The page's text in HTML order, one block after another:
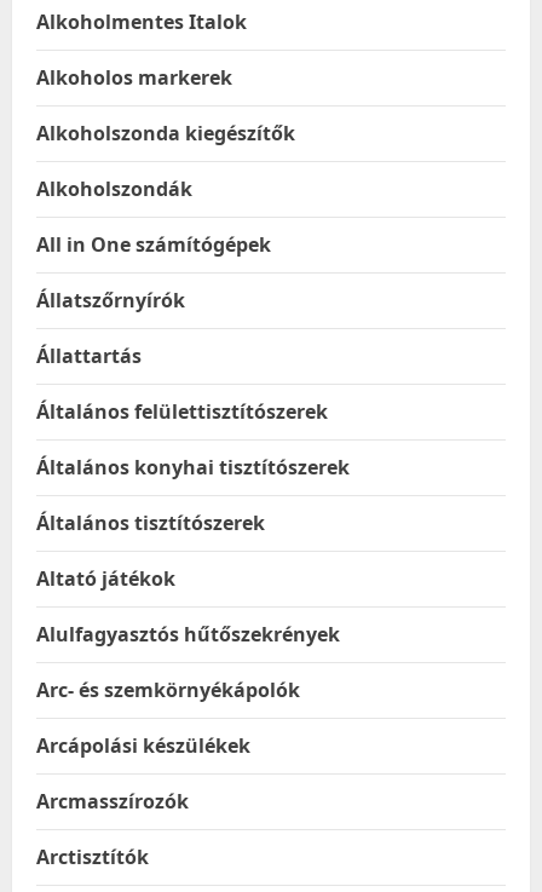
Alkoholmentes Italok
Alkoholos markerek
Alkoholszonda kiegészítők
Alkoholszondák
All in One számítógépek
Állatszőrnyírók
Állattartás
Általános felülettisztítószerek
Általános konyhai tisztítószerek
Általános tisztítószerek
Altató játékok
Alulfagyasztós hűtőszekrények
Arc- és szemkörnyékápolók
Arcápolási készülékek
Arcmasszírozók
Arctisztítók